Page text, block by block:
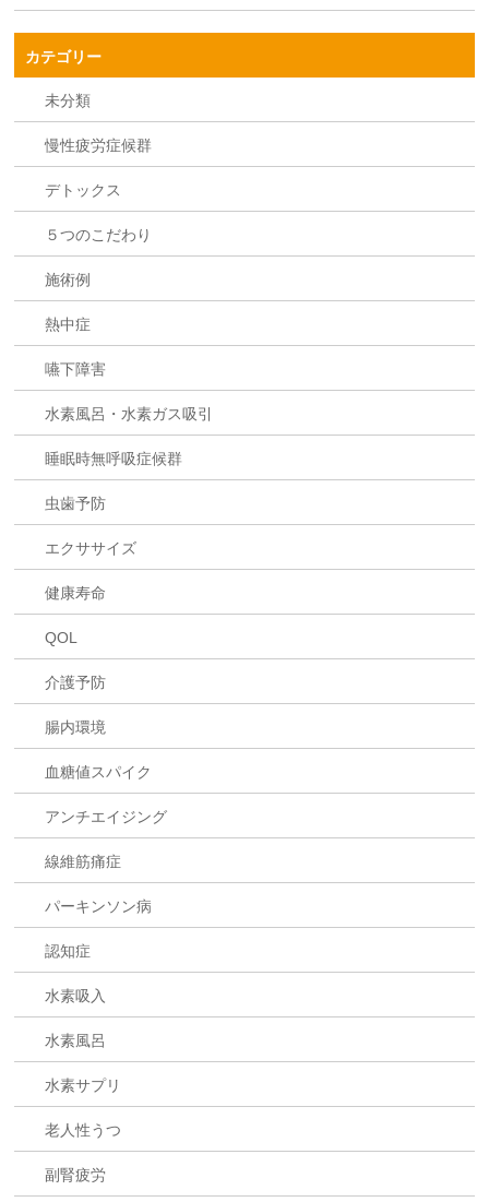
カテゴリー
未分類
慢性疲労症候群
デトックス
５つのこだわり
施術例
熱中症
嚥下障害
水素風呂・水素ガス吸引
睡眠時無呼吸症候群
虫歯予防
エクササイズ
健康寿命
QOL
介護予防
腸内環境
血糖値スパイク
アンチエイジング
線維筋痛症
パーキンソン病
認知症
水素吸入
水素風呂
水素サプリ
老人性うつ
副腎疲労